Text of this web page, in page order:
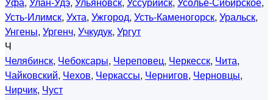
Усть-Илимск, Ухта, Ужгород, Усть-Каменогорск, Уральск,
Унгены, Ургенч, Учкудук, Ургут
Ч
Челябинск, Чебоксары, Череповец, Черкесск, Чита,
Чайковский, Чехов, Черкассы, Чернигов, Черновцы,
Чирчик, Чуст